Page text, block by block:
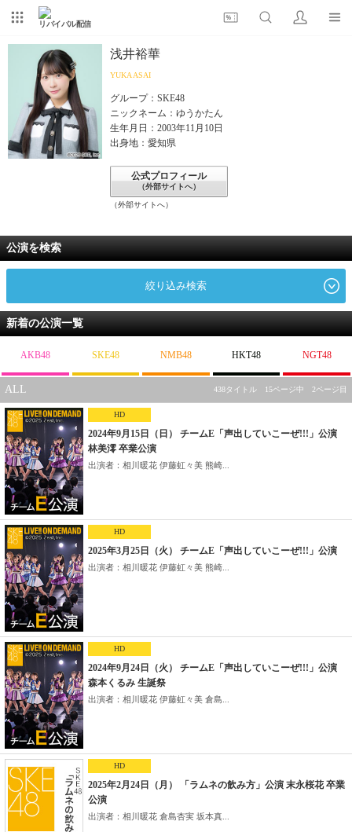
リバイバル配信
浅井裕華
YUKA ASAI
グループ：SKE48
ニックネーム：ゆうかたん
生年月日：2003年11月10日
出身地：愛知県
公式プロフィール
（外部サイトへ）
（外部サイトへ）
公演を検索
絞り込み検索
新着の公演一覧
AKB48 SKE48 NMB48 HKT48 NGT48
ALL 438タイトル 15ページ中 2ページ目
HD
2024年9月15日（日） チームE「声出していこーぜ!!!」公演
林美澪 卒業公演
出演者：相川暖花 伊藤虹々美 熊崎...
HD
2025年3月25日（火） チームE「声出していこーぜ!!!」公演
出演者：相川暖花 伊藤虹々美 熊崎...
HD
2024年9月24日（火） チームE「声出していこーぜ!!!」公演
森本くるみ 生誕祭
出演者：相川暖花 伊藤虹々美 倉島...
HD
2025年2月24日（月） 「ラムネの飲み方」公演 末永桜花 卒業
公演
出演者：相川暖花 倉島杏実 坂本真...